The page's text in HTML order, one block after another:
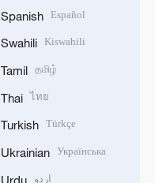
Spanish Español
Swahili Kiswahili
Tamil தமிழ்
Thai ไทย
Turkish Türkçe
Ukrainian Українська
Urdu اردو